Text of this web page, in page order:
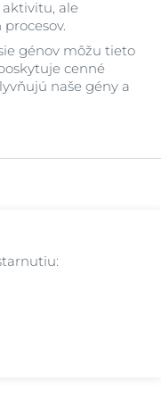
ale
génov môžu tieto
cenné
naše gény a